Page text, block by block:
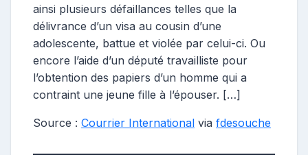
ainsi plusieurs défaillances telles que la
délivrance d’un visa au cousin d’une
adolescente, battue et violée par celui-ci. Ou
encore l’aide d’un député travailliste pour
l’obtention des papiers d’un homme qui a
contraint une jeune fille à l’épouser. […]
Source : Courrier International via fdesouche